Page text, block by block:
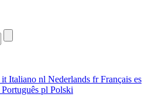
it Italiano nl Nederlands frFrançais es
Português pl Polski